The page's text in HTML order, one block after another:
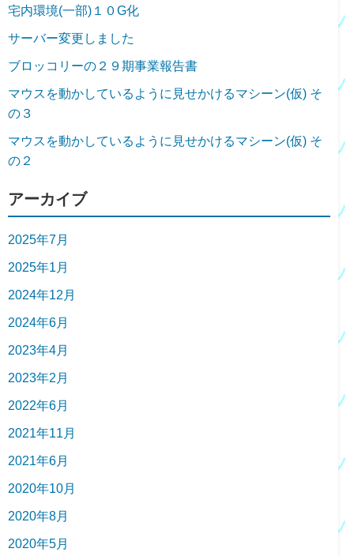
宅内環境(一部)１０G化
サーバー変更しました
ブロッコリーの２９期事業報告書
マウスを動かしているように見せかけるマシーン(仮) そ
の３
マウスを動かしているように見せかけるマシーン(仮) そ
の２
アーカイブ
2025年7月
2025年1月
2024年12月
2024年6月
2023年4月
2023年2月
2022年6月
2021年11月
2021年6月
2020年10月
2020年8月
2020年5月